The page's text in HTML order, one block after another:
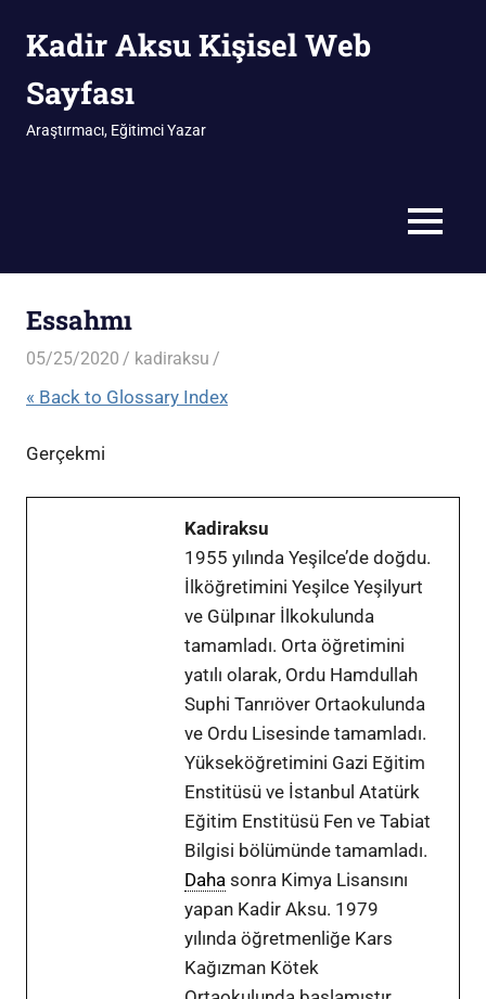
Kadir Aksu Kişisel Web
Sayfası
Araştırmacı, Eğitimci Yazar
MENÜ
Essahmı
05/25/2020 kadiraksu
« Back to Glossary Index
Gerçekmi
Kadiraksu
1955 yılında Yeşilce’de doğdu.
İlköğretimini Yeşilce Yeşilyurt
ve Gülpınar İlkokulunda
tamamladı. Orta öğretimini
yatılı olarak, Ordu Hamdullah
Suphi Tanrıöver Ortaokulunda
ve Ordu Lisesinde tamamladı.
Yükseköğretimini Gazi Eğitim
Enstitüsü ve İstanbul Atatürk
Eğitim Enstitüsü Fen ve Tabiat
Bilgisi bölümünde tamamladı.
Daha sonra Kimya Lisansını
yapan Kadir Aksu. 1979
yılında öğretmenliğe Kars
Kağızman Kötek